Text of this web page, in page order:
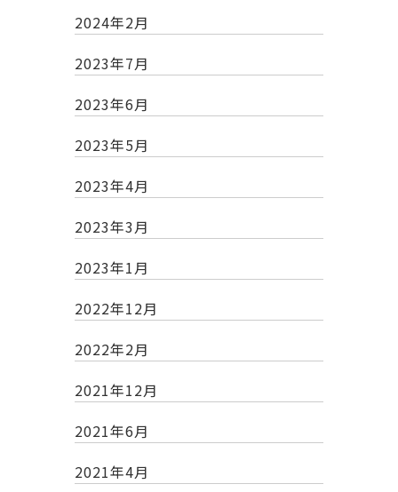
2024年2月
2023年7月
2023年6月
2023年5月
2023年4月
2023年3月
2023年1月
2022年12月
2022年2月
2021年12月
2021年6月
2021年4月